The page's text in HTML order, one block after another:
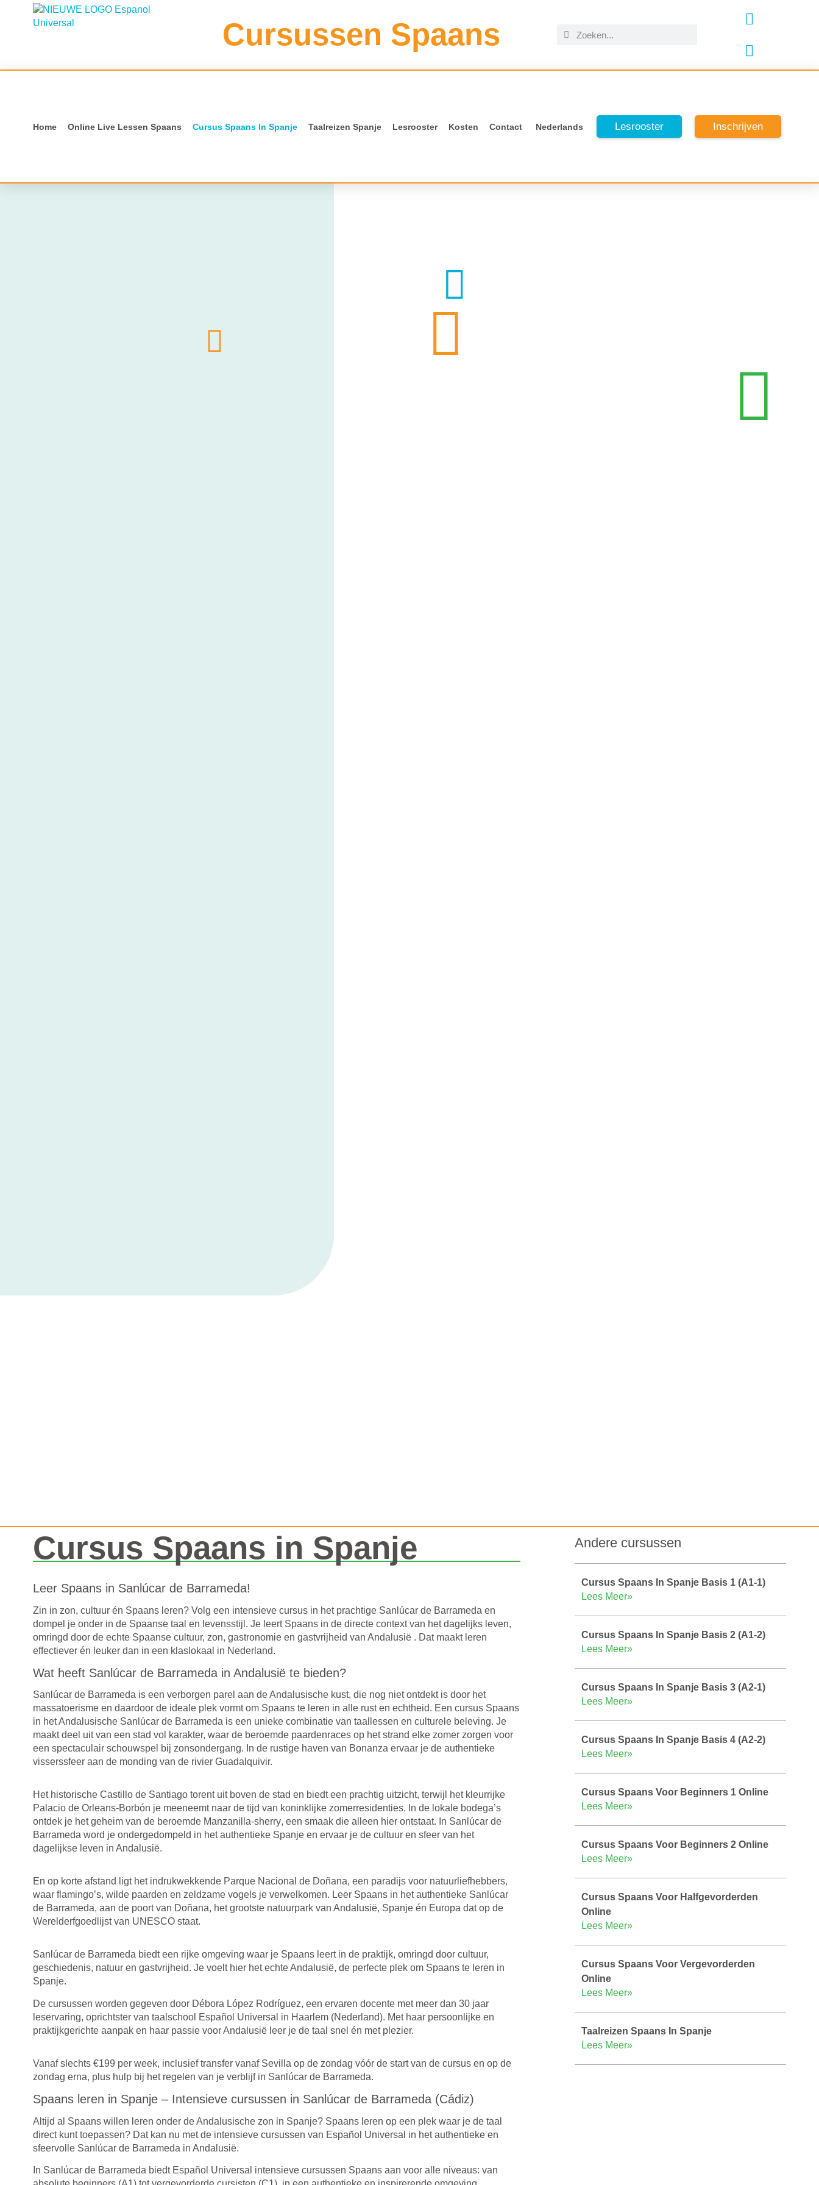
Cursussen Spaans
Home Online Live Lessen Spaans Cursus Spaans In Spanje Taalreizen Spanje Lesrooster Kosten Contact Nederlands Lesrooster Inschrijven
Cursus Spaans in Spanje
Leer Spaans in Sanlúcar de Barrameda!
Zin in zon, cultuur én Spaans leren? Volg een intensieve cursus in het prachtige Sanlúcar de Barrameda en
dompel je onder in de Spaanse taal en levensstijl. Je leert Spaans in de directe context van het dagelijks leven,
omringd door de echte Spaanse cultuur, zon, gastronomie en gastvrijheid van Andalusië . Dat maakt leren
effectiever én leuker dan in een klaslokaal in Nederland.
Wat heeft Sanlúcar de Barrameda in Andalusië te bieden?
Sanlúcar de Barrameda is een verborgen parel aan de Andalusische kust, die nog niet ontdekt is door het
massatoerisme en daardoor de ideale plek vormt om Spaans te leren in alle rust en echtheid. Een cursus Spaans
in het Andalusische Sanlúcar de Barrameda is een unieke combinatie van taallessen en culturele beleving. Je
maakt deel uit van een stad vol karakter, waar de beroemde paardenraces op het strand elke zomer zorgen voor
een spectaculair schouwspel bij zonsondergang. In de rustige haven van Bonanzaervaar je de authentieke
visserssfeer aan de monding van de rivier Guadalquivir.
Het historische Castillo de Santiagotorent uit boven de stad en biedt een prachtig uitzicht, terwijl het kleurrijke
Palacio de Orleans-Borbón je meeneemt naar de tijd van koninklijke zomerresidenties. In de lokale bodega’s
ontdek je het geheim van de beroemde Manzanilla-sherry, een smaak die alleen hier ontstaat. In Sanlúcar de
Barrameda word je ondergedompeld in het authentieke Spanje en ervaar je de cultuur en sfeer van het
dagelijkse leven in Andalusië.
En op korte afstand ligt het indrukwekkende Parque Nacional de Doñana, een paradijs voor natuurliefhebbers,
waar flamingo’s, wilde paarden en zeldzame vogels je verwelkomen. Leer Spaans in het authentieke Sanlúcar
de Barrameda, aan de poort van Doñana, het grootste natuurpark van Andalusië, Spanje én Europa dat op de
Werelderfgoedlijst van UNESCO staat.
Sanlúcar de Barrameda biedt een rijke omgeving waar je Spaans leert in de praktijk, omringd door cultuur,
geschiedenis, natuur en gastvrijheid. Je voelt hier het echte Andalusië, de perfecte plek om Spaans te leren in
Spanje.
De cursussen worden gegeven door Débora López Rodríguez, een ervaren docente met meer dan 30 jaar
leservaring, oprichtster van taalschool Español Universal in Haarlem (Nederland). Met haar persoonlijke en
praktijkgerichte aanpak en haar passie voor Andalusië leer je de taal snel én met plezier.
Vanaf slechts €199 per week, inclusief transfer vanaf Sevilla op de zondag vóór de start van de cursus en op de
zondag erna, plus hulp bij het regelen van je verblijf in Sanlúcar de Barrameda.
Spaans leren in Spanje – Intensieve cursussen in Sanlúcar de Barrameda (Cádiz)
Altijd al Spaans willen leren onder de Andalusische zon in Spanje? Spaans leren op een plek waar je de taal
direct kunt toepassen? Dat kan nu met de intensieve cursussen van Español Universal in het authentieke en
sfeervolle Sanlúcar de Barrameda in Andalusië.
In Sanlúcar de Barrameda biedt Español Universal intensieve cursussen Spaans aan voor alle niveaus: van
Andere cursussen
Cursus Spaans In Spanje Basis 1 (A1-1)
Lees Meer»
Cursus Spaans In Spanje Basis 2 (A1-2)
Lees Meer»
Cursus Spaans In Spanje Basis 3 (A2-1)
Lees Meer»
Cursus Spaans In Spanje Basis 4 (A2-2)
Lees Meer»
Cursus Spaans Voor Beginners 1 Online
Lees Meer»
Cursus Spaans Voor Beginners 2 Online
Lees Meer»
Cursus Spaans Voor Halfgevorderden
Online
Lees Meer»
Cursus Spaans Voor Vergevorderden
Online
Lees Meer»
Taalreizen Spaans In Spanje
Lees Meer»